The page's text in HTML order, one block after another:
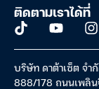
ติดตามเราได้ที่
บริษัท ดาต้าเซ็ต จำ
888/178 ถนนเพลิ